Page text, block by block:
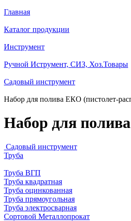
Главная
Каталог продукции
Инструмент
Ручной Иструмент, СИЗ, Хоз.Товары
Садовый инструмент
Набор для полива ЕКО (пистолет-
Набор для
Садовый инструмент
Труба
Труба ВГП
Труба квадратная
Труба оцинкованная
Труба прямоугольная
Труба электросварная
Сортовой Металлопрокат